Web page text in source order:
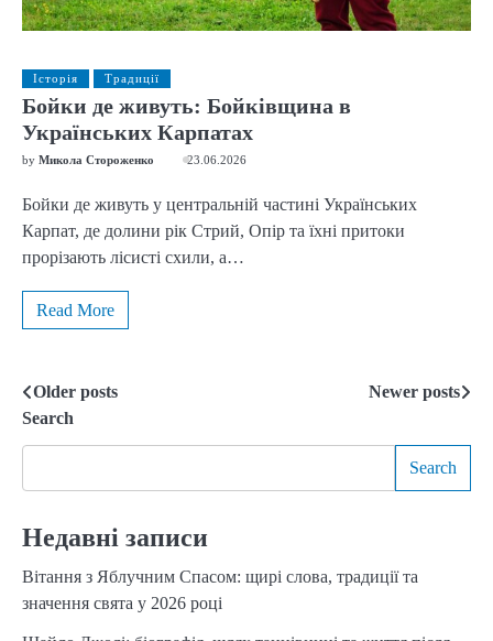
Історія Традиції
Бойки де живуть: Бойківщина в
Українських Карпатах
by Микола Стороженко 23.06.2026
Бойки де живуть у центральній частині Українських
Карпат, де долини рік Стрий, Опір та їхні притоки
прорізають лісисті схили, а…
Read More
Posts
Older posts
Newer posts
Search
Search
Недавні записи
Вітання з Яблучним Спасом: щирі слова, традиції та
значення свята у 2026 році